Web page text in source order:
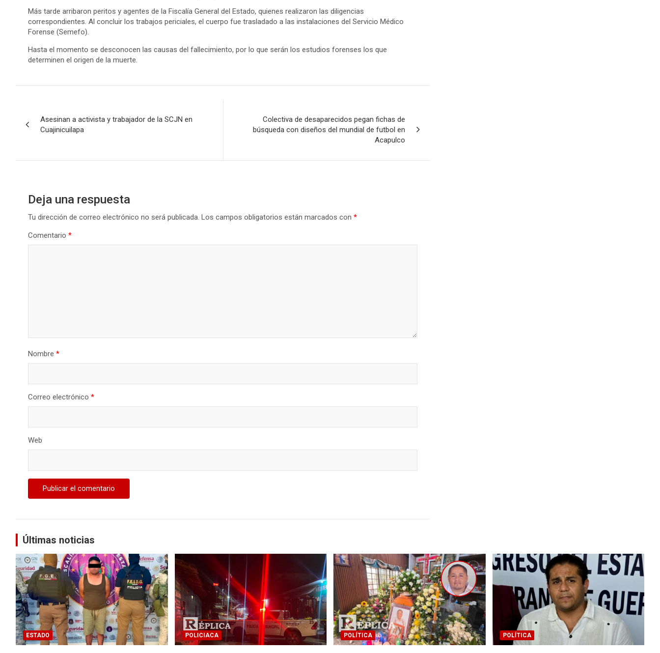
Más tarde arribaron peritos y agentes de la Fiscalía General del Estado, quienes realizaron las diligencias
correspondientes. Al concluir los trabajos periciales, el cuerpo fue trasladado a las instalaciones del Servicio Médico
Forense (Semefo).
Hasta el momento se desconocen las causas del fallecimiento, por lo que serán los estudios forenses los que
determinen el origen de la muerte.
de
Asesinan a activista y trabajador de la SCJN en
Cuajinicuilapa
Colectiva de desaparecidos pegan fichas de
búsqueda con diseños del mundial de futbol en
Acapulco
Deja una respuesta
Tu dirección de correo electrónico no será publicada. Los campos obligatorios están marcados con *
Comentario *
Nombre *
Correo electrónico *
Web
Últimas noticias
ESTADO POLICIACA POLÍTICA POLÍTICA